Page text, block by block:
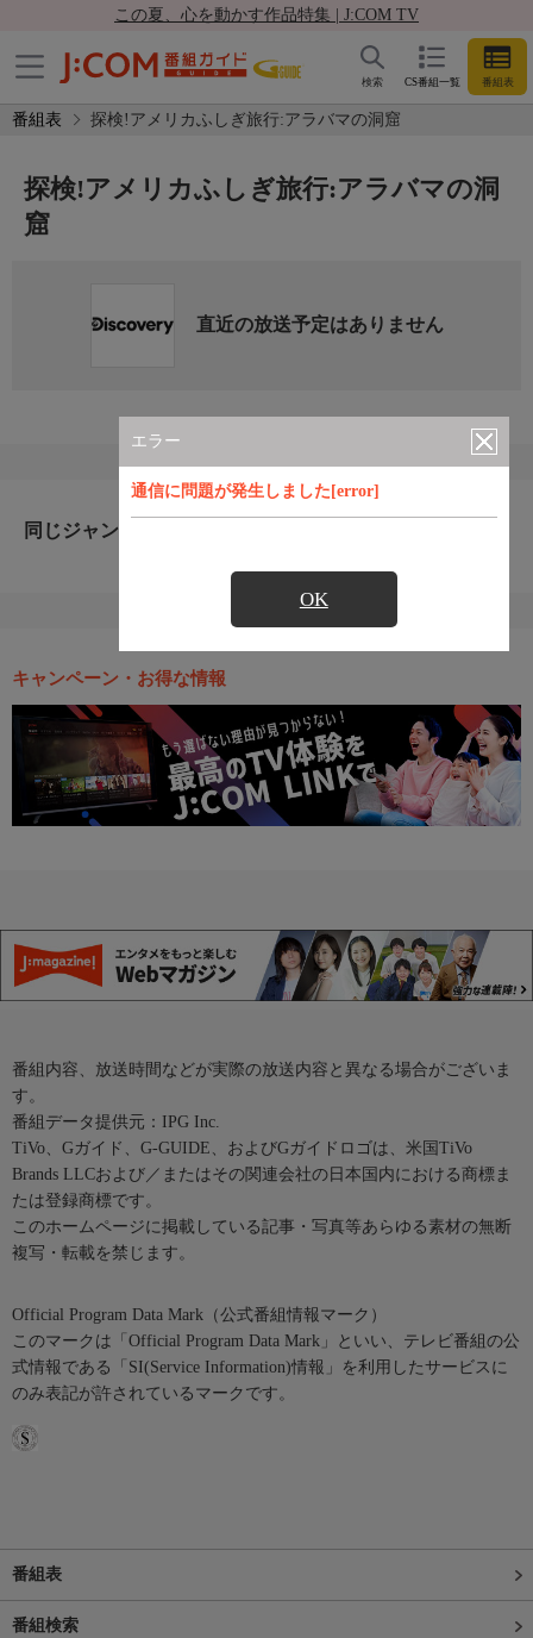
この夏、心を動かす作品特集 | J:COM TV
CS番組一覧 番組表
検索
番組表 探検!アメリカふしぎ旅行:アラバマの洞窟
エラー
通信に問題が発生しました[error]
OK
探検!アメリカふしぎ旅行:アラバマの洞
窟
直近の放送予定はありません
同じジャンルのおすすめ番組
キャンペーン・お得な情報
番組内容、放送時間などが実際の放送内容と異なる場合がございま
す。
番組データ提供元：IPG Inc.
TiVo、Gガイド、G-GUIDE、およびGガイドロゴは、米国TiVo
Brands LLCおよび／またはその関連会社の日本国内における商標ま
たは登録商標です。
このホームページに掲載している記事・写真等あらゆる素材の無断
複写・転載を禁じます。
Official Program Data Mark（公式番組情報マーク）
このマークは「Official Program Data Mark」といい、テレビ番組の公
式情報である「SI(Service Information)情報」を利用したサービスに
のみ表記が許されているマークです。
番組表
番組検索